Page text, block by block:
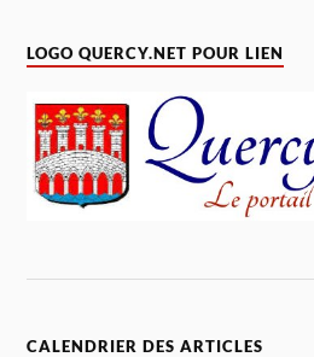
LOGO QUERCY.NET POUR LIEN
CALENDRIER DES ARTICLES